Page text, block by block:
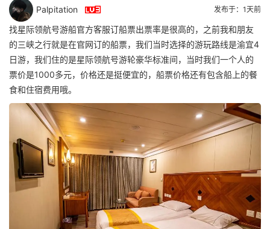
Palpitation  发布于：1天前
找星际领航号游船官方客服订船票出票率是很高的，之前我和朋友
的三峡之行就是在官网订的船票，我们当时选择的游玩路线是渝宜4
日游，我们住的是星际领航号游轮豪华标准间，当时我们一个人的
票价是1000多元，价格还是挺便宜的，船票价格还有包含船上的餐
食和住宿费用哦。